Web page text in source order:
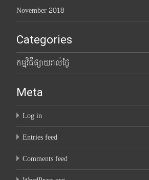
November 2018
Categories
កម្មវិធីផ្សាយរាល់ថ្ងៃ
Meta
Log in
Entries feed
Comments feed